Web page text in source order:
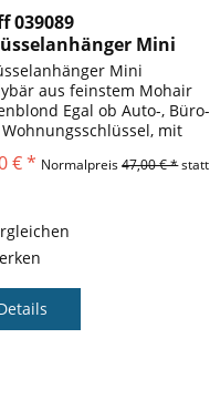
039089
Mini
8cm
Mini
aus feinstem Mohair
Egal ob Auto-, Büro-
mit
Anhänger müssen Sie
aus feinstem...
€ * Normalpreis47,00 € *statt